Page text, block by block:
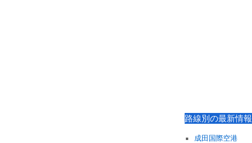
路線別の最新情報
成田国際空港